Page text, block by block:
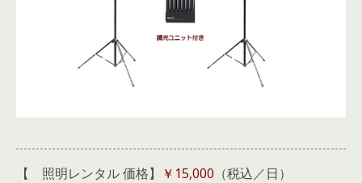
【 照明レンタル 価格】 ￥15,000 （税込／日）